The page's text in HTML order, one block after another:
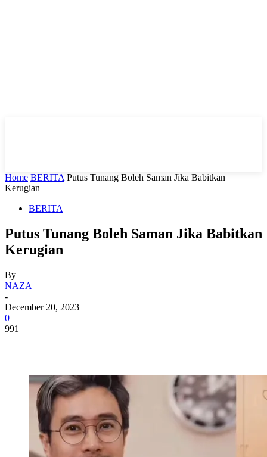
Home BERITA Putus Tunang Boleh Saman Jika Babitkan
Kerugian
BERITA
Putus Tunang Boleh Saman Jika Babitkan
Kerugian
By
NAZA
-
December 20, 2023
0
991